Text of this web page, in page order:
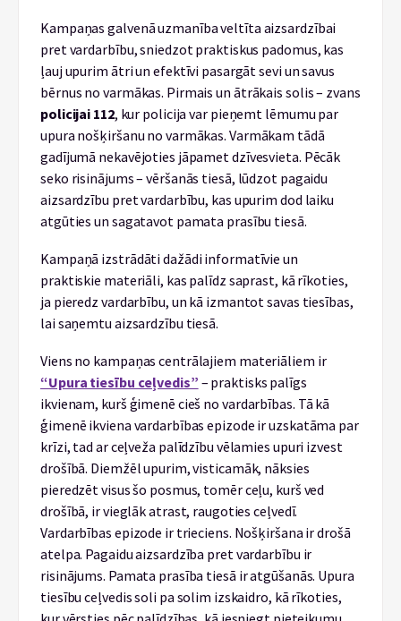
Kampaņas galvenā uzmanība veltīta aizsardzībai
pret vardarbību, sniedzot praktiskus padomus, kas
ļauj upurim ātri un efektīvi pasargāt sevi un savus
bērnus no varmākas. Pirmais un ātrākais solis – zvans
policijai 112, kur policija var pieņemt lēmumu par
upura nošķiršanu no varmākas. Varmākam tādā
gadījumā nekavējoties jāpamet dzīvesvieta. Pēcāk
seko risinājums – vēršanās tiesā, lūdzot pagaidu
aizsardzību pret vardarbību, kas upurim dod laiku
atgūties un sagatavot pamata prasību tiesā.
Kampaņā izstrādāti dažādi informatīvie un
praktiskie materiāli, kas palīdz saprast, kā rīkoties,
ja pieredz vardarbību, un kā izmantot savas tiesības,
lai saņemtu aizsardzību tiesā.
Viens no kampaņas centrālajiem materiāliem ir
“Upura tiesību ceļvedis” – praktisks palīgs
ikvienam, kurš ģimenē cieš no vardarbības. Tā kā
ģimenē ikviena vardarbības epizode ir uzskatāma par
krīzi, tad ar ceļveža palīdzību vēlamies upuri izvest
drošībā. Diemžēl upurim, visticamāk, nāksies
pieredzēt visus šo posmus, tomēr ceļu, kurš ved
drošībā, ir vieglāk atrast, raugoties ceļvedī.
Vardarbības epizode ir trieciens. Nošķiršana ir drošā
atelpa. Pagaidu aizsardzība pret vardarbību ir
risinājums. Pamata prasība tiesā ir atgūšanās. Upura
tiesību ceļvedis soli pa solim izskaidro, kā rīkoties,